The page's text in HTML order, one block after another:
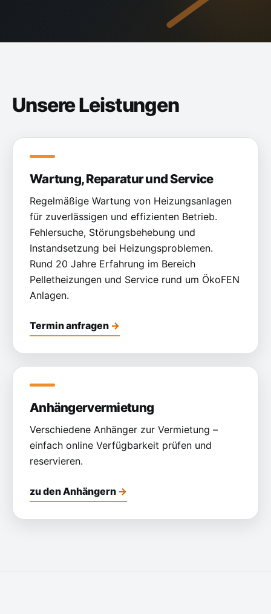
Unsere Leistungen
Wartung, Reparatur und Service
Regelmäßige Wartung von Heizungsanlagen
für zuverlässigen und effizienten Betrieb.
Fehlersuche, Störungsbehebung und
Instandsetzung bei Heizungsproblemen.
Rund 20 Jahre Erfahrung im Bereich
Pelletheizungen und Service rund um ÖkoFEN
Anlagen.
Termin anfragen
Anhängervermietung
Verschiedene Anhänger zur Vermietung –
einfach online Verfügbarkeit prüfen und
reservieren.
zu den Anhängern